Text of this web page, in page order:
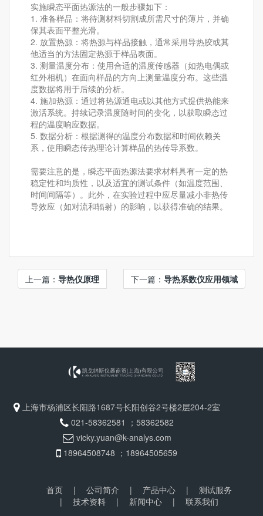
实施瞬态平面热源法的一般步骤如下：
1. 准备样品：将待测材料切割成所需尺寸的薄片，并确
保其表面平整光滑。
2. 放置热源：将热源与样品接触，通常采用导热胶或其
他适当的方法固定热源于样品表面。
3. 测量温度分布：使用合适的温度传感器（如热电偶或
红外相机）在面向样品的方向上测量温度分布。这些温
度数据将用于后续的分析。
4. 施加热源：通过将热源通电或以其他方式提供热能来
激活系统。持续记录温度随时间的变化，以获取瞬态过
程的温度响应数据。
5. 数据分析：根据测得的温度分布数据和时间依赖关
系，使用瞬态传热理论计算样品的热传导系数。
需要注意的是，瞬态平面热源法要求材料具有一定的热
稳定性和均质性，以及适宜的测试条件（如温度范围、
时间间隔等）。此外，在实验过程中应尽量减小非热传
导效应（如对流和辐射）的影响，以获得准确的结果。
上一篇： 导热仪原理 下一篇：导热系数仪应用领域
上海市杨浦区长阳路1687号长阳创谷2号楼2层204-2室
021-58362581 ；58362582
vicky.yuan@k-analys.com
18964508748 ；18964505659
首页 | 公司简介 | 产品中心 |
测试服务
|
技术资料 | 新闻中心 | 联系我们